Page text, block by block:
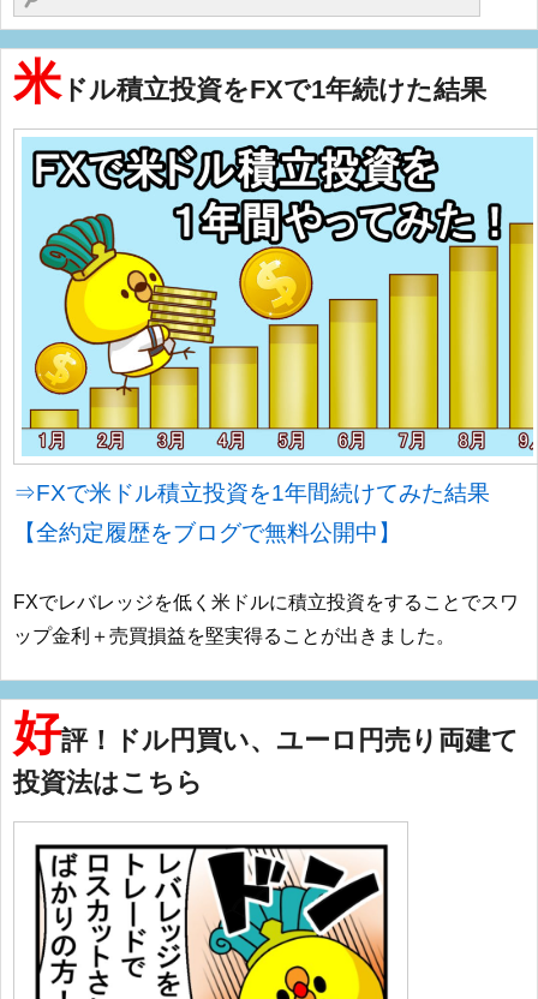
米ドル積立投資をFXで1年続けた結果
⇒FXで米ドル積立投資を1年間続けてみた結果
【全約定履歴をブログで無料公開中】
FXでレバレッジを低く米ドルに積立投資をすることでスワ
ップ金利＋売買損益を堅実得ることが出きました。
好評！ドル円買い、ユーロ円売り両建て
投資法はこちら